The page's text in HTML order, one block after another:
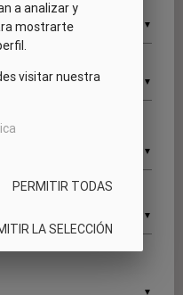
a analizar y
mostrarte
visitar nuestra
PERMITIR TODAS
LA SELECCIÓN
▼
▼
▼
▼
▼